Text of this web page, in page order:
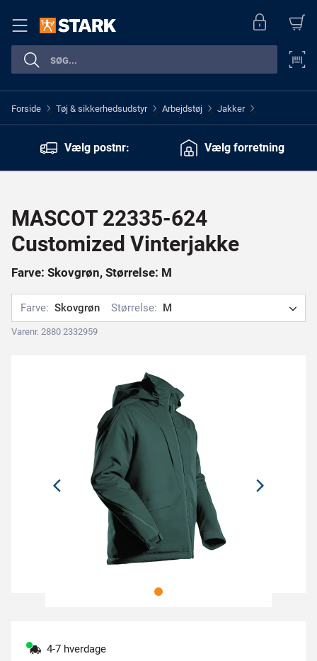
Forside > Tøj & sikkerhedsudstyr > Arbejdstøj > Jakker >
Vælg postnr: Vælg forretning
MASCOT 22335-624
Customized Vinterjakke
Farve: Skovgrøn, Størrelse: M
Farve: Skovgrøn Størrelse: M
Varenr. 2880 2332959
4-7 hverdage